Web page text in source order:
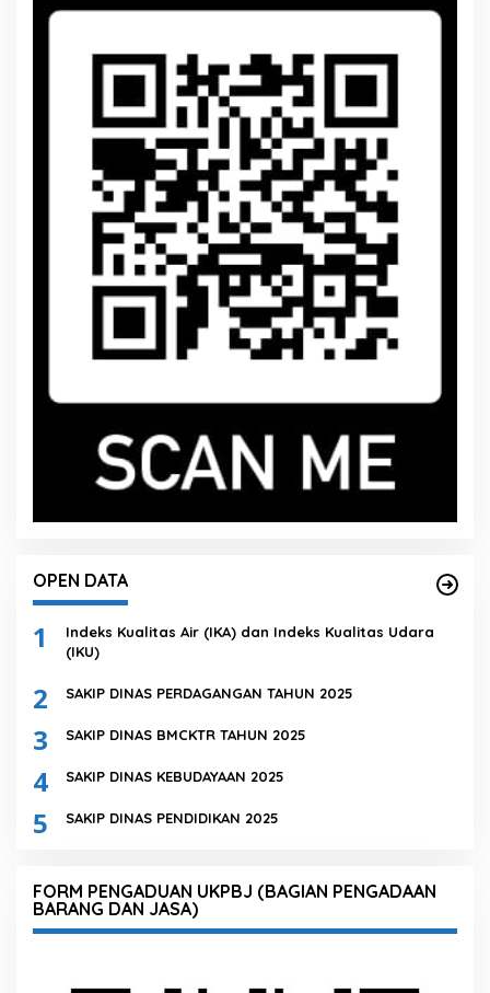
OPEN DATA
1
Indeks Kualitas Air (IKA) dan Indeks Kualitas Udara
(IKU)
2 SAKIP DINAS PERDAGANGAN TAHUN 2025
3 SAKIP DINAS BMCKTR TAHUN 2025
4 SAKIP DINAS KEBUDAYAAN 2025
5 SAKIP DINAS PENDIDIKAN 2025
FORM PENGADUAN UKPBJ (BAGIAN PENGADAAN
BARANG DAN JASA)